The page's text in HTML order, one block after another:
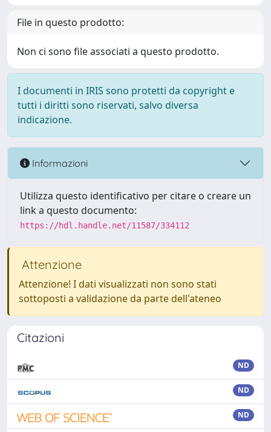
File in questo prodotto:
Non ci sono file associati a questo prodotto.
I documenti in IRIS sono protetti da copyright e
tutti i diritti sono riservati, salvo diversa
indicazione.
Informazioni
Utilizza questo identificativo per citare o creare un
link a questo documento:
https://hdl.handle.net/11587/334112
Attenzione
Attenzione! I dati visualizzati non sono stati
sottoposti a validazione da parte dell'ateneo
Citazioni
ND
ND
ND